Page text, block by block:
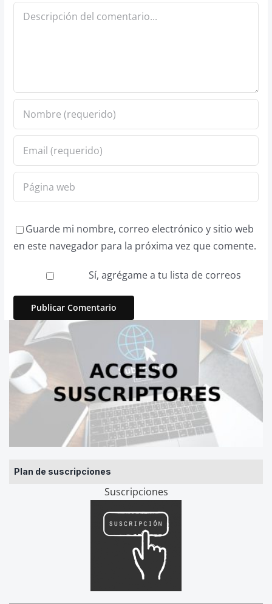
Plan de suscripciones
Suscripciones
Comentario
Guarde mi nombre, correo electrónico y sitio web
en este navegador para la próxima vez que comente.
Sí, agrégame a tu lista de correos